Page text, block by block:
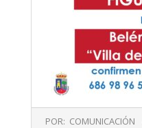
POR: COMUNICACIÓN